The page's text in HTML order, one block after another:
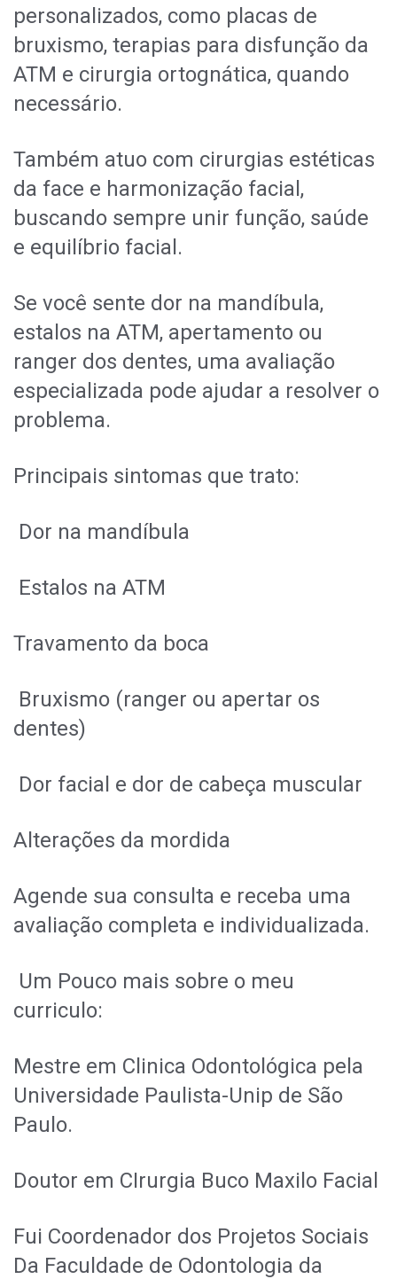
personalizados, como placas de
bruxismo, terapias para disfunção da
ATM e cirurgia ortognática, quando
necessário.
Também atuo com cirurgias estéticas
da face e harmonização facial,
buscando sempre unir função, saúde
e equilíbrio facial.
Se você sente dor na mandíbula,
estalos na ATM, apertamento ou
ranger dos dentes, uma avaliação
especializada pode ajudar a resolver o
problema.
Principais sintomas que trato:
Dor na mandíbula
Estalos na ATM
Travamento da boca
Bruxismo (ranger ou apertar os
dentes)
Dor facial e dor de cabeça muscular
Alterações da mordida
Agende sua consulta e receba uma
avaliação completa e individualizada.
Um Pouco mais sobre o meu
curriculo:
Mestre em Clinica Odontológica pela
Universidade Paulista-Unip de São
Paulo.
Doutor em CIrurgia Buco Maxilo Facial
Fui Coordenador dos Projetos Sociais
Da Faculdade de Odontologia da